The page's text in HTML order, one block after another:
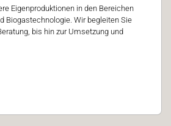
Eigenproduktionen in den Bereichen
Biogastechnologie. Wir begleiten Sie
bis hin zur Umsetzung und